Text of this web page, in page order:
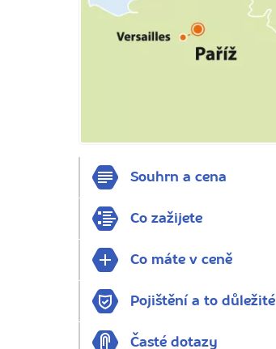
Souhrn a cena
Co zažijete
Co máte v ceně
Pojištění a to důležité
Časté dotazy